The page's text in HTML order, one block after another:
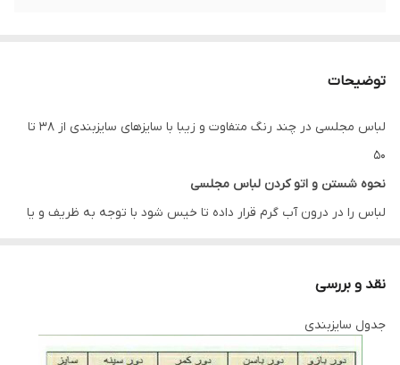
توضیحات
لباس مجلسی در چند رنگ متفاوت و زیبا با سایزهای سایزبندی از 38 تا
50
نحوه شستن و اتو کردن لباس مجلسی
لباس را در درون آب گرم قرار داده تا خیس شود با توجه به ظریف و یا
وارد نشود چراکه دارای بافتی حساس است پس بهتر است در هوای آزاد
خشک شود لباس ها را در سایه خشک کنید به دور از نور خوشید این
روش بسیار بهتری است. برای اتو کردن این نوع پارچه ها باید نکاتی را
نقد و بررسی
جدول سایزبندی